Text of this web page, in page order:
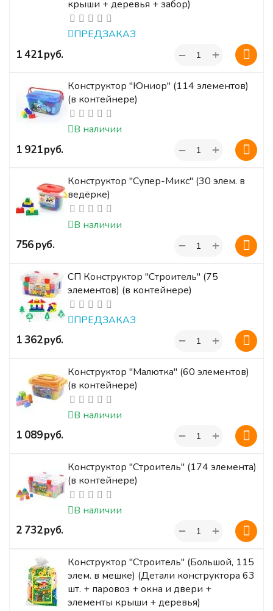
крыши + деревья + забор)
ПРЕДЗАКАЗ
‍1 421‍руб. +
−
Конструктор "Юниор" (114 элементов)
(в контейнере)
В наличии
‍1 921‍руб. +
−
Конструктор "Супер-Микс" (30 элем. в
ведёрке)
В наличии
‍756‍руб. +
−
СП Конструктор "Строитель" (75
элементов) (в контейнере)
ПРЕДЗАКАЗ
‍1 362‍руб. +
−
Конструктор "Малютка" (60 элементов)
(в контейнере)
В наличии
‍1 089‍руб. +
−
Конструктор "Строитель" (174 элемента)
(в контейнере)
В наличии
‍2 732‍руб. +
−
Конструктор "Строитель" (Большой, 115
элем. в мешке) (Детали конструктора 63
шт. + паровоз + окна и двери +
элементы крыши + деревья)